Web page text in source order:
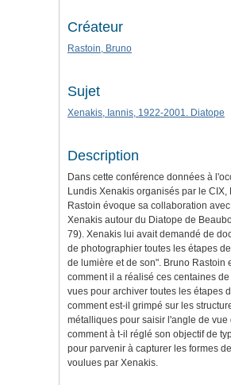
Créateur
Rastoin, Bruno
Sujet
Xenakis, Iannis, 1922-2001. Diatope
Description
Dans cette conférence données à
Lundis Xenakis organisés par le CIX,
Rastoin évoque sa collaboration
Xenakis autour du Diatope de
79). Xenakis lui avait demandé de
de photographier toutes les étapes
de lumière et de son". Bruno Rastoin
comment il a réalisé ces centaines
vues pour archiver toutes les étapes
comment est-il grimpé sur les
métalliques pour saisir l'angle de vue
comment à t-il réglé son objectif de
pour parvenir à capturer les formes
voulues par Xenakis.